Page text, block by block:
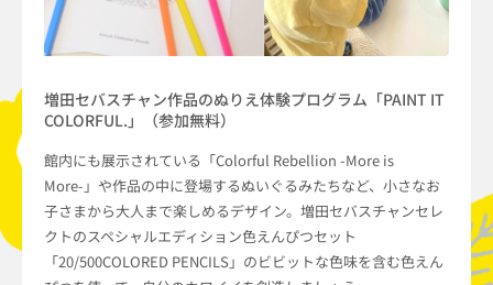
増田セバスチャン作品のぬりえ体験プログラム「PAINT IT
COLORFUL.」（参加無料）
館内にも展示されている「Colorful Rebellion -More is
More-」や作品の中に登場するぬいぐるみたちなど、小さなお
子さまから大人まで楽しめるデザイン。増田セバスチャンセレ
クトのスペシャルエディション色えんぴつセット
「20/500COLORED PENCILS」のビビットな色味を含む色えん